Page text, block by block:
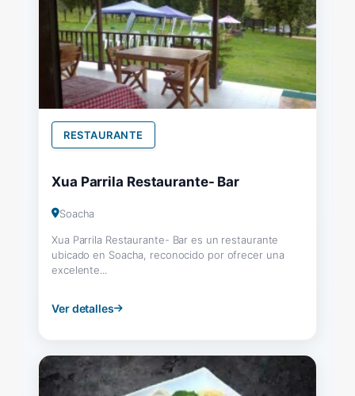
RESTAURANTE
Xua Parrila Restaurante- Bar
Soacha
Xua Parrila Restaurante- Bar es un restaurante
ubicado en Soacha, reconocido por ofrecer una
excelente...
Ver detalles